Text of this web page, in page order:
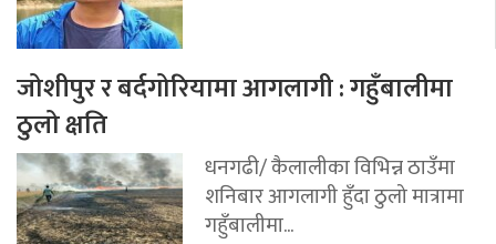
जोशीपुर र बर्दगोरियामा आगलागी : गहुँबालीमा
ठुलो क्षति
धनगढी/ कैलालीका विभिन्न ठाउँमा
शनिबार आगलागी हुँदा ठुलो मात्रामा
गहुँबालीमा...